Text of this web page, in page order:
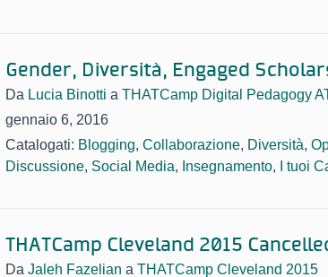
Gender, Diversità, Engaged
Da Lucia Binotti a THATCamp Digital Pedagogy
gennaio 6, 2016
Catalogati: Blogging, Collaborazione, Diversità,
Discussione, Social Media, Insegnamento, I tuoi
THATCamp Cleveland 2015
Da Jaleh Fazelian a THATCamp Cleveland 2015